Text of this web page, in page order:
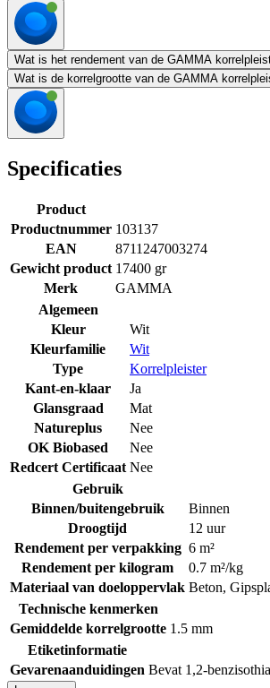
Wat is het rendement van de GAMMA
Wat is de korrelgrootte van de GAMMA
Specificaties
Product
Productnummer 103137
EAN
8711247003274
Gewicht product 17400 gr
Merk
GAMMA
Algemeen
Kleur
Wit
Kleurfamilie
Wit
Type
Korrelpleister
Kant-en-klaar
Ja
Glansgraad
Mat
Natureplus
Nee
OK Biobased
Nee
Redcert Certificaat Nee
Gebruik
Binnen/buitengebruik
Binnen
Droogtijd
12 uur
Rendement per verpakking 6 m²
Rendement per kilogram
0.7 m²/kg
Materiaal van doeloppervlak Beton,
Technische kenmerken
Gemiddelde korrelgrootte 1.5 mm
Etiketinformatie
Gevarenaanduidingen Bevat 1,2-